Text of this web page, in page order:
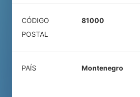
CÓDIGO
POSTAL
81000
PAÍS Montenegro